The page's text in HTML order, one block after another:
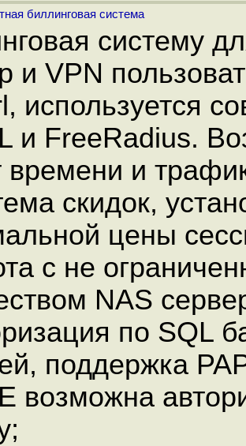
биллинговая система
систему
и VPN
используется
и FreeRadius.
времени и
скидок,
цены
с не
NAS
по SQL
поддержка
возможна